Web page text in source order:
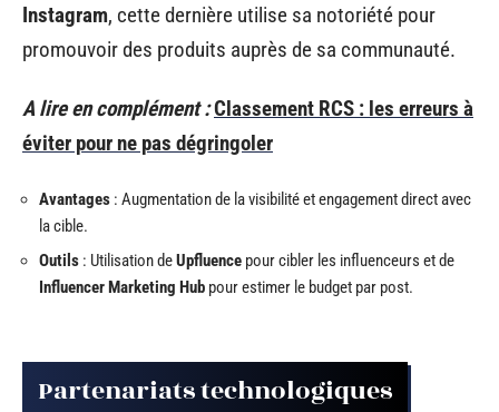
Instagram, cette dernière utilise sa notoriété pour
promouvoir des produits auprès de sa communauté.
A lire en complément :Classement RCS : les erreurs à
éviter pour ne pas dégringoler
Avantages : Augmentation de la visibilité et engagement direct avec
la cible.
Outils : Utilisation deUpfluence pour cibler les influenceurs et de
Influencer Marketing Hub pour estimer le budget par post.
Partenariats technologiques